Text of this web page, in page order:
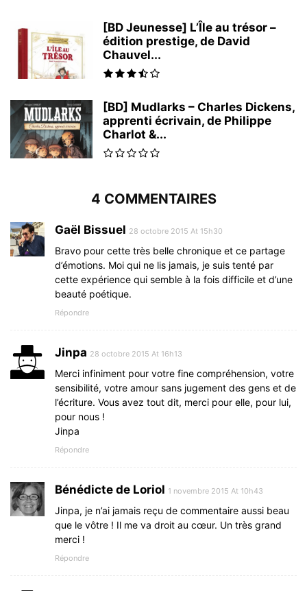
[BD Jeunesse] L’Île au trésor –
édition prestige, de David
Chauvel...
[BD] Mudlarks – Charles Dickens,
apprenti écrivain, de Philippe
Charlot &...
4 COMMENTAIRES
Gaël Bissuel 28 octobre 2015 At 15h30
Bravo pour cette très belle chronique et ce partage
d’émotions. Moi qui ne lis jamais, je suis tenté par
cette expérience qui semble à la fois difficile et d’une
beauté poétique.
Répondre
Jinpa 28 octobre 2015 At 16h13
Merci infiniment pour votre fine compréhension, votre
sensibilité, votre amour sans jugement des gens et de
l’écriture. Vous avez tout dit, merci pour elle, pour lui,
pour nous !
Jinpa
Répondre
Bénédicte de Loriol 1 novembre 2015 At 10h43
Jinpa, je n’ai jamais reçu de commentaire aussi beau
que le vôtre ! Il me va droit au cœur. Un très grand
merci !
Répondre